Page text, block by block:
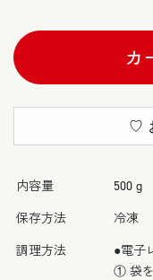
カ
♡
内容量 500 g
保存方法 冷凍
調理方法
●電子
① 袋を